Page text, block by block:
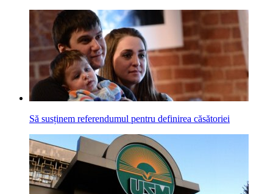
Să susținem referendumul pentru definirea căsătoriei